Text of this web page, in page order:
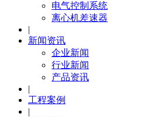
电气控制系统
离心机差速器
|
新闻资讯
企业新闻
行业新闻
产品资讯
|
工程案例
|